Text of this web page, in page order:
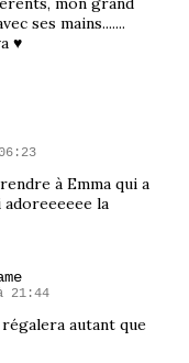
ses mains.......
♥
à Emma qui a
la
21:44
autant que